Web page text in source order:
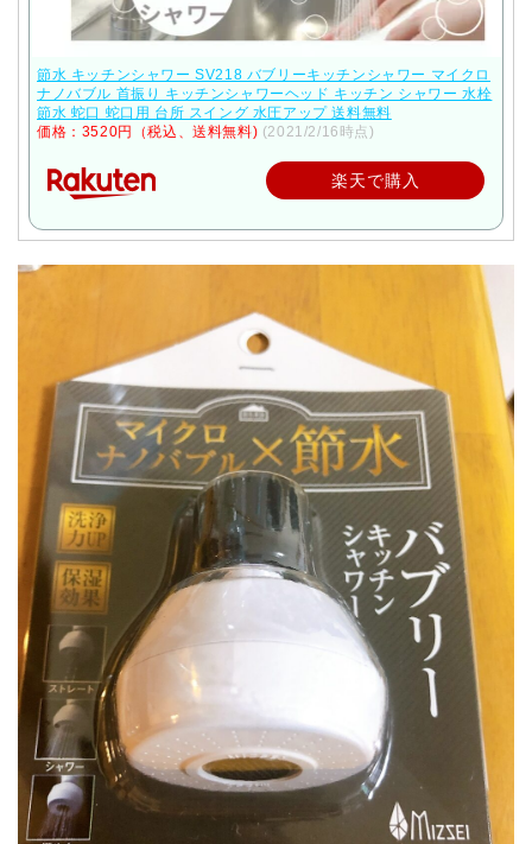
節水 キッチンシャワー SV218 バブリーキッチンシャワー マイクロ
ナノバブル 首振り キッチンシャワーヘッド キッチン シャワー 水栓
節水 蛇口 蛇口用 台所 スイング 水圧アップ 送料無料
価格：3520円（税込、送料無料) (2021/2/16時点)
楽天で購入